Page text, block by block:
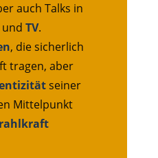
auch Talks in
und TV.
, die sicherlich
tragen, aber
seiner
Mittelpunkt